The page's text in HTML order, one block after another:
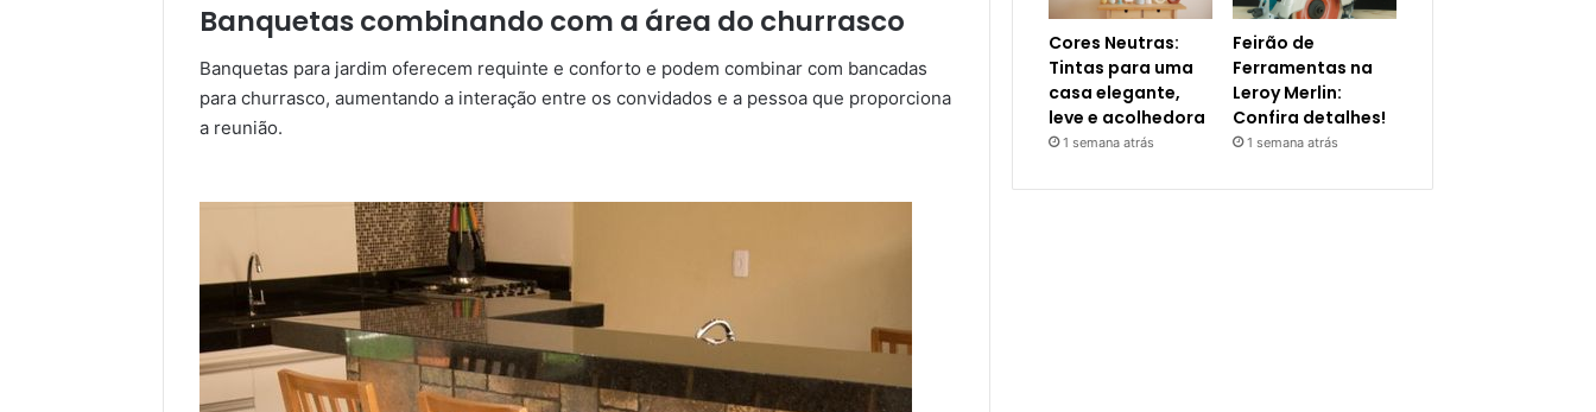
Banquetas combinando com a área do churrasco
Banquetas para jardim oferecem requinte e conforto e podem combinar com bancadas
para churrasco, aumentando a interação entre os convidados e a pessoa que proporciona
a reunião.
Cores Neutras:
Tintas para uma
casa elegante,
leve e acolhedora
1 semana atrás
Feirão de
Ferramentas na
Leroy Merlin:
Confira detalhes!
1 semana atrás